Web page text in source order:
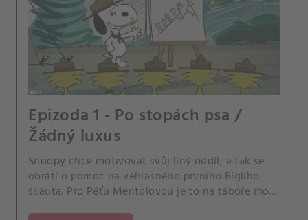
Epizoda 1 - Po stopách psa /
Žádný luxus
Snoopy chce motivovat svůj líný oddíl, a tak se
obrátí o pomoc na věhlasného prvního Bíglího
skauta. Pro Péťu Mentolovou je to na táboře moc